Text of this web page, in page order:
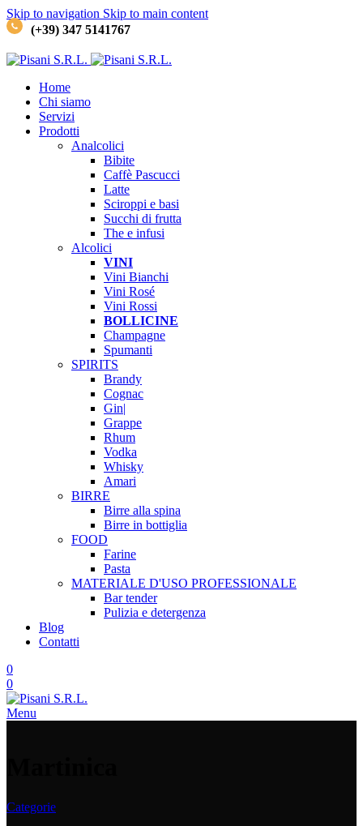
Skip to navigation Skip to main content
(+39) 347 5141767
Home
Chi siamo
Servizi
Prodotti
Analcolici
Bibite
Caffè Pascucci
Latte
Sciroppi e basi
Succhi di frutta
The e infusi
Alcolici
VINI
Vini Bianchi
Vini Rosé
Vini Rossi
BOLLICINE
Champagne
Spumanti
SPIRITS
Brandy
Cognac
Gin|
Grappe
Rhum
Vodka
Whisky
Amari
BIRRE
Birre alla spina
Birre in bottiglia
FOOD
Farine
Pasta
MATERIALE D'USO PROFESSIONALE
Bar tender
Pulizia e detergenza
Blog
Contatti
0
0
Menu
Categorie